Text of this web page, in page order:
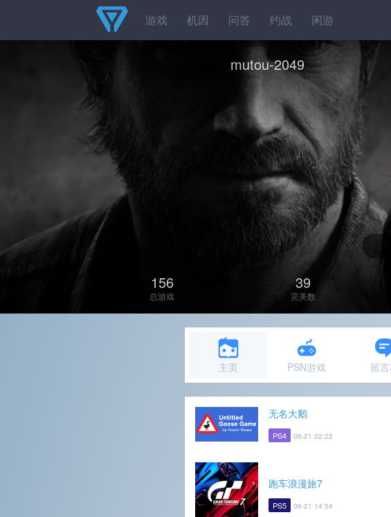
游戏 机因 问答 约战 闲游
mutou-2049
156
总游戏
39
完美数
主页 PSN游戏 留
无名大鹅
PS4 06-21 22:22
跑车浪漫旅7
PS5 06-21 14:54